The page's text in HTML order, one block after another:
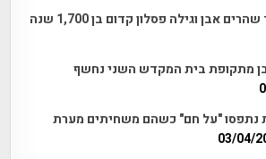
אבן וגילה פסלון קדום בן 1,700 שנה
מתקופת בית המקדש השני נחשף
נתפסו "על חם" כשהם משחיתים מערת
03/04/